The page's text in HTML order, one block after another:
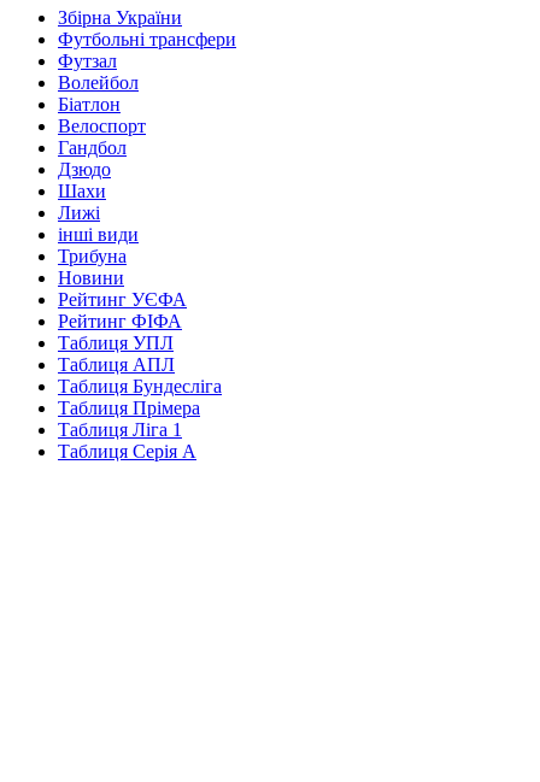
Збірна України
Футбольні трансфери
Футзал
Волейбол
Біатлон
Велоспорт
Гандбол
Дзюдо
Шахи
Лижі
інші види
Трибуна
Новини
Рейтинг УЄФА
Рейтинг ФІФА
Таблиця УПЛ
Таблиця АПЛ
Таблиця Бундесліга
Таблиця Прімера
Таблиця Ліга 1
Таблиця Серія А